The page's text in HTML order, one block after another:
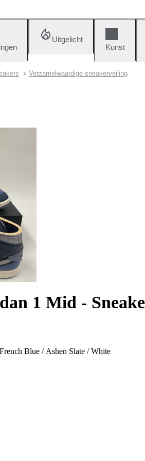
Uitgelicht
Kunst
Verzamelwaardige sneakerveiling
1 Mid -
Blue / Ashen Slate / White
reinterpretation of the classic Jordan 1
This colorway combines Obsidian,